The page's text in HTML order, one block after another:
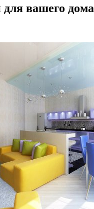
вашего дома